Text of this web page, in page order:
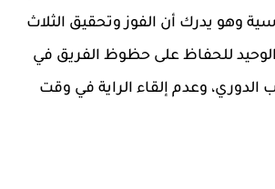
وهو يدرك أن الفوز وتحقيق الثلاث
للحفاظ على حظوظ الفريق في
الدوري، وعدم إلقاء الراية في وقت